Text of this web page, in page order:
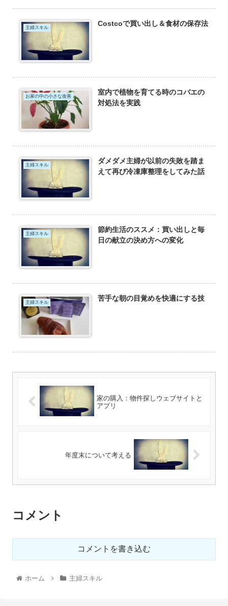
主婦スキル Costcoで買い出し＆食材の保存法
お家の中の小さな改善
室内で植物を育てる時のコバエの
対処法を実践
主婦スキル
ダメダメ主婦が以前の失敗を踏ま
えて再び冷凍庫整理をしてみた話
主婦スキル
節約生活のススメ：買い出しと毎
日の献立の決め方への変化
主婦スキル 苦手な朝の目覚めを快適にする技
家の購入：物件探しウェブサイトと
アプリ
年度末について考える
コメント
コメントを書き込む
ホーム 主婦スキル